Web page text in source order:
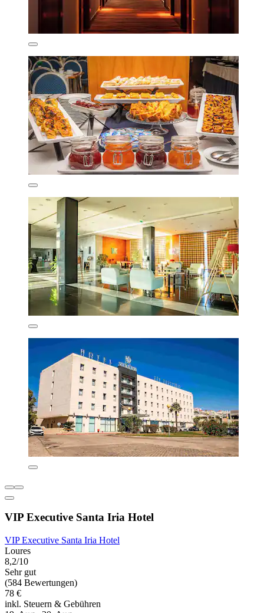
VIP Executive Santa Iria Hotel
VIP Executive Santa Iria Hotel
Loures
8,2/10
Sehr gut
(584 Bewertungen)
78 €
inkl. Steuern & Gebühren